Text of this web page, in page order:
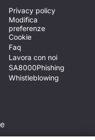
Privacy policy
Modifica
preferenze
Cookie
Faq
Lavora con noi
SA8000Phishing
Whistleblowing